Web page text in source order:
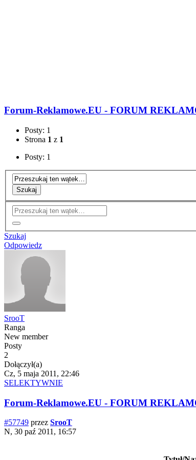
Forum-Reklamowe.EU - FORUM
Posty: 1
Strona 1 z 1
Posty: 1
Szukaj
Szukaj
Odpowiedz
SrooT
Ranga
New member
Posty
2
Dołączył(a)
Cz, 5 maja 2011, 22:46
SELEKTYWNIE
Forum-Reklamowe.EU - FORUM
#57749 przez SrooT
N, 30 paź 2011, 16:57